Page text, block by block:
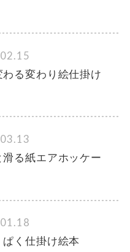
わる変わり絵仕掛け
滑る紙エアホッケー
く仕掛け絵本